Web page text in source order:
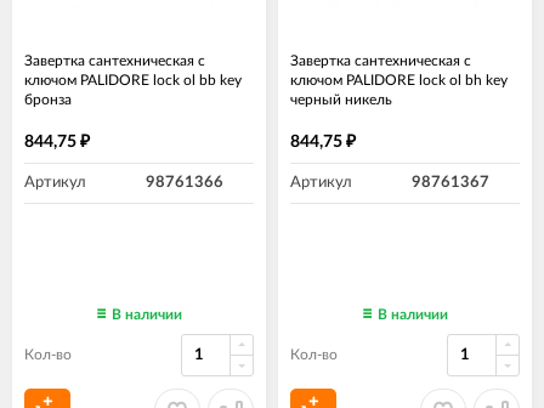
Завертка сантехническая с
ключом PALIDORE lock ol bb key
бронза
844,75 ₽
Артикул 98761366
В наличии
Кол-во
Завертка сантехническая с
ключом PALIDORE lock ol bh key
черный никель
844,75 ₽
Артикул 98761367
В наличии
Кол-во